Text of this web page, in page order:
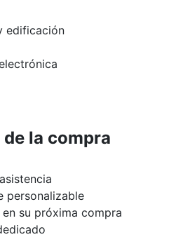
edificación
la compra
personalizable
su próxima compra